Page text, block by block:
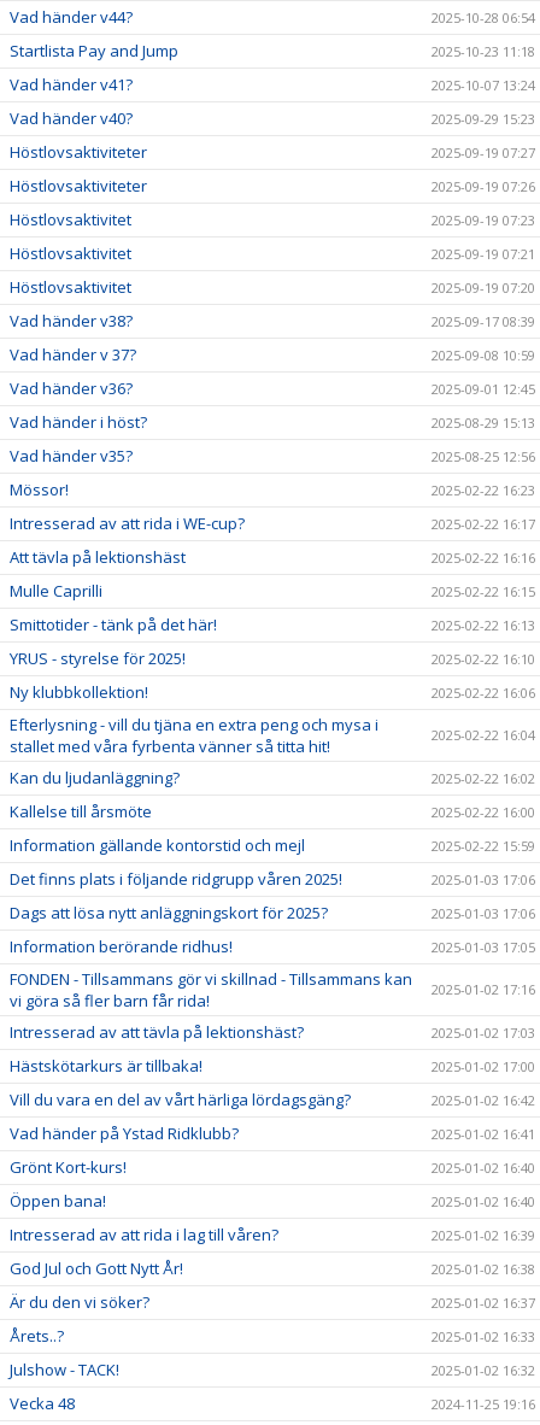
Vad händer v44? 2025-10-28 06:54
Startlista Pay and Jump 2025-10-23 11:18
Vad händer v41? 2025-10-07 13:24
Vad händer v40? 2025-09-29 15:23
Höstlovsaktiviteter 2025-09-19 07:27
Höstlovsaktiviteter 2025-09-19 07:26
Höstlovsaktivitet 2025-09-19 07:23
Höstlovsaktivitet 2025-09-19 07:21
Höstlovsaktivitet 2025-09-19 07:20
Vad händer v38? 2025-09-17 08:39
Vad händer v 37? 2025-09-08 10:59
Vad händer v36? 2025-09-01 12:45
Vad händer i höst? 2025-08-29 15:13
Vad händer v35? 2025-08-25 12:56
Mössor! 2025-02-22 16:23
Intresserad av att rida i WE-cup? 2025-02-22 16:17
Att tävla på lektionshäst 2025-02-22 16:16
Mulle Caprilli 2025-02-22 16:15
Smittotider - tänk på det här! 2025-02-22 16:13
YRUS - styrelse för 2025! 2025-02-22 16:10
Ny klubbkollektion! 2025-02-22 16:06
Efterlysning - vill du tjäna en extra peng och mysa i
stallet med våra fyrbenta vänner så titta hit!
2025-02-22 16:04
Kan du ljudanläggning? 2025-02-22 16:02
Kallelse till årsmöte 2025-02-22 16:00
Information gällande kontorstid och mejl 2025-02-22 15:59
Det finns plats i följande ridgrupp våren 2025! 2025-01-03 17:06
Dags att lösa nytt anläggningskort för 2025? 2025-01-03 17:06
Information berörande ridhus! 2025-01-03 17:05
FONDEN - Tillsammans gör vi skillnad - Tillsammans kan
vi göra så fler barn får rida!
2025-01-02 17:16
Intresserad av att tävla på lektionshäst? 2025-01-02 17:03
Hästskötarkurs är tillbaka! 2025-01-02 17:00
Vill du vara en del av vårt härliga lördagsgäng? 2025-01-02 16:42
Vad händer på Ystad Ridklubb? 2025-01-02 16:41
Grönt Kort-kurs! 2025-01-02 16:40
Öppen bana! 2025-01-02 16:40
Intresserad av att rida i lag till våren? 2025-01-02 16:39
God Jul och Gott Nytt År! 2025-01-02 16:38
Är du den vi söker? 2025-01-02 16:37
Årets..? 2025-01-02 16:33
Julshow - TACK! 2025-01-02 16:32
Vecka 48 2024-11-25 19:16